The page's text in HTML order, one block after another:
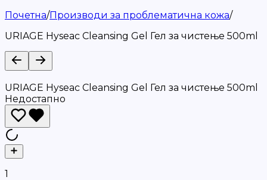
Почетна/Производи за проблематична кожа/
URIAGE Hyseac Cleansing Gel Гел за чистење 500ml
URIAGE Hyseac Cleansing Gel Гел за чистење 500ml
Недостапно
1